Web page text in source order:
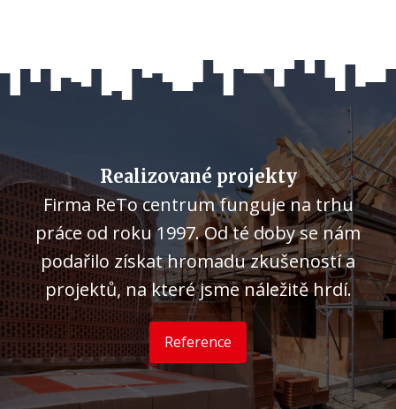
Realizované projekty
Firma ReTo centrum funguje na trhu
práce od roku 1997. Od té doby se nám
podařilo získat hromadu zkušeností a
projektů, na které jsme náležitě hrdí.
Reference